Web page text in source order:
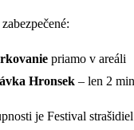
priamo v areáli
Hronsek – len 2
je Festival